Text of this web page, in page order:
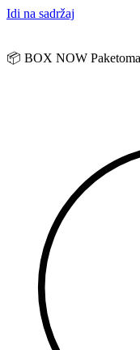
Idi na sadržaj
📦 BOX NOW